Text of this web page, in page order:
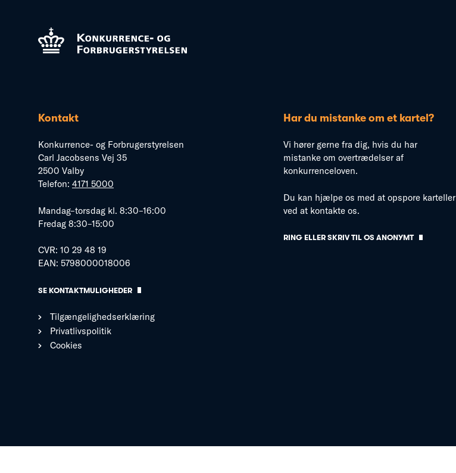
Kontakt
Konkurrence- og Forbrugerstyrelsen
Carl Jacobsens Vej 35
2500 Valby
Telefon: 4171 5000
Mandag–torsdag kl. 8:30–16:00
Fredag 8:30–15:00
CVR: 10 29 48 19
EAN: 5798000018006
SE KONTAKTMULIGHEDER
Tilgængelighedserklæring
Privatlivspolitik
Cookies
Har du mistanke om et kartel?
Vi hører gerne fra dig, hvis du har
mistanke om overtrædelser af
konkurrenceloven.
Du kan hjælpe os med at opspore karteller
ved at kontakte os.
RING ELLER SKRIV TIL OS ANONYMT